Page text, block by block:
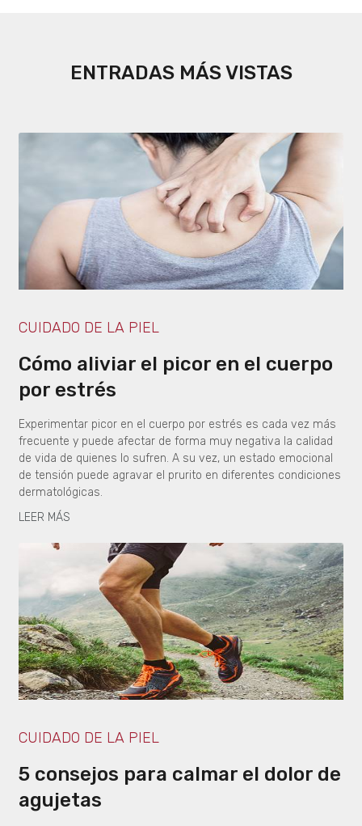
ENTRADAS MÁS VISTAS
CUIDADO DE LA PIEL
Cómo aliviar el picor en el cuerpo
por estrés
Experimentar picor en el cuerpo por estrés es cada vez más
frecuente y puede afectar de forma muy negativa la calidad
de vida de quienes lo sufren. A su vez, un estado emocional
de tensión puede agravar el prurito en diferentes condiciones
dermatológicas.
LEER MÁS
CUIDADO DE LA PIEL
5 consejos para calmar el dolor de
agujetas